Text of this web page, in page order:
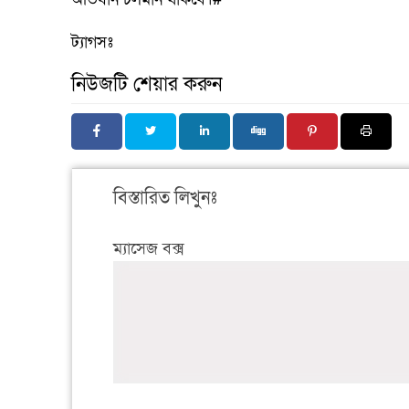
ট্যাগসঃ
নিউজটি শেয়ার করুন
বিস্তারিত লিখুনঃ
ম্যাসেজ বক্স